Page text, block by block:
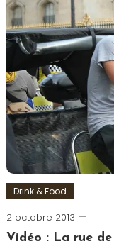
insolite,
Paris
Drink & Food
2 octobre 2013
Paris
Vidéo : La rue